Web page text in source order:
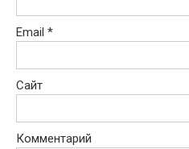
Email *
Сайт
Комментарий